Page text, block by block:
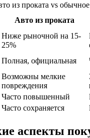
из проката vs
Авто из проката
Ниже рыночной на 15-
25%
Полная, официальная
Возможны мелкие
повреждения
Часто повышенный
Часто сохраняется
аспекты